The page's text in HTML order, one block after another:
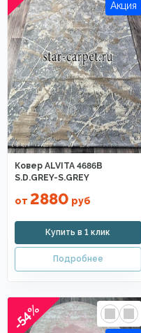
Ковер ALVITA 4686B
S.D.GREY-S.GREY
от 2880 руб
-54%